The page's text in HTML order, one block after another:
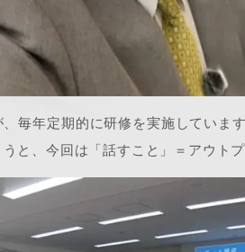
毎年定期的に研修を実施していま
と、今回は「話すこと」＝アウト